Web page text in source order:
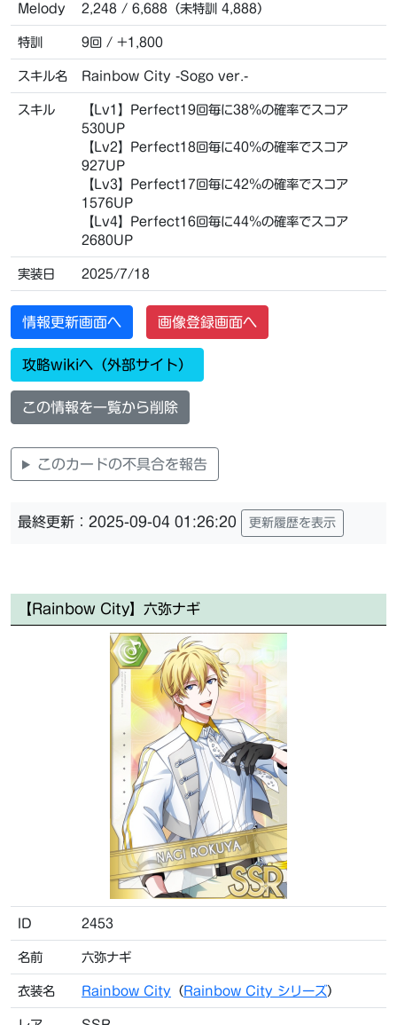
Melody 2,248 / 6,688（未特訓 4,888）
特訓 9回 / +1,800
スキル名 Rainbow City -Sogo ver.-
スキル
【Lv1】Perfect19回毎に38％の確率でスコア
530UP
【Lv2】Perfect18回毎に40％の確率でスコア
927UP
【Lv3】Perfect17回毎に42％の確率でスコア
1576UP
【Lv4】Perfect16回毎に44％の確率でスコア
2680UP
実装日 2025/7/18
情報更新画面へ 画像登録画面へ
攻略wikiへ（外部サイト）
この情報を一覧から削除
このカードの不具合を報告
最終更新：2025-09-04 01:26:20 更新履歴を表示
【Rainbow City】六弥ナギ
ID 2453
名前 六弥ナギ
衣装名 Rainbow City （Rainbow City シリーズ）